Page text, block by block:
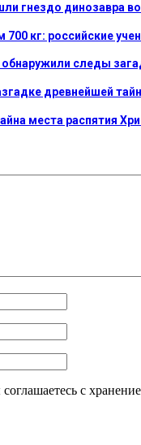
гнездо динозавра
кг: российские
следы
древнейшей
места распятия
с